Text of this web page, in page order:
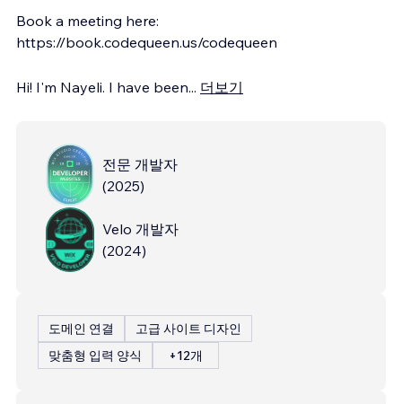
Book a meeting here:
https://book.codequeen.us/codequeen
Hi! I'm Nayeli. I have been... 더보기
전문 개발자
(2025)
Velo 개발자
(2024)
도메인 연결
고급 사이트 디자인
맞춤형 입력 양식
+12개